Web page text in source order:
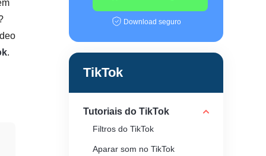
Download seguro
TikTok
Tutoriais do TikTok
Filtros do TikTok
Aparar som no TikTok
.